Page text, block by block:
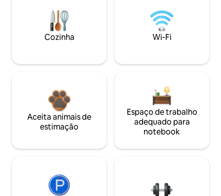
Cozinha Wi-Fi
Aceita animais de
estimação
Espaço de trabalho
adequado para
notebook